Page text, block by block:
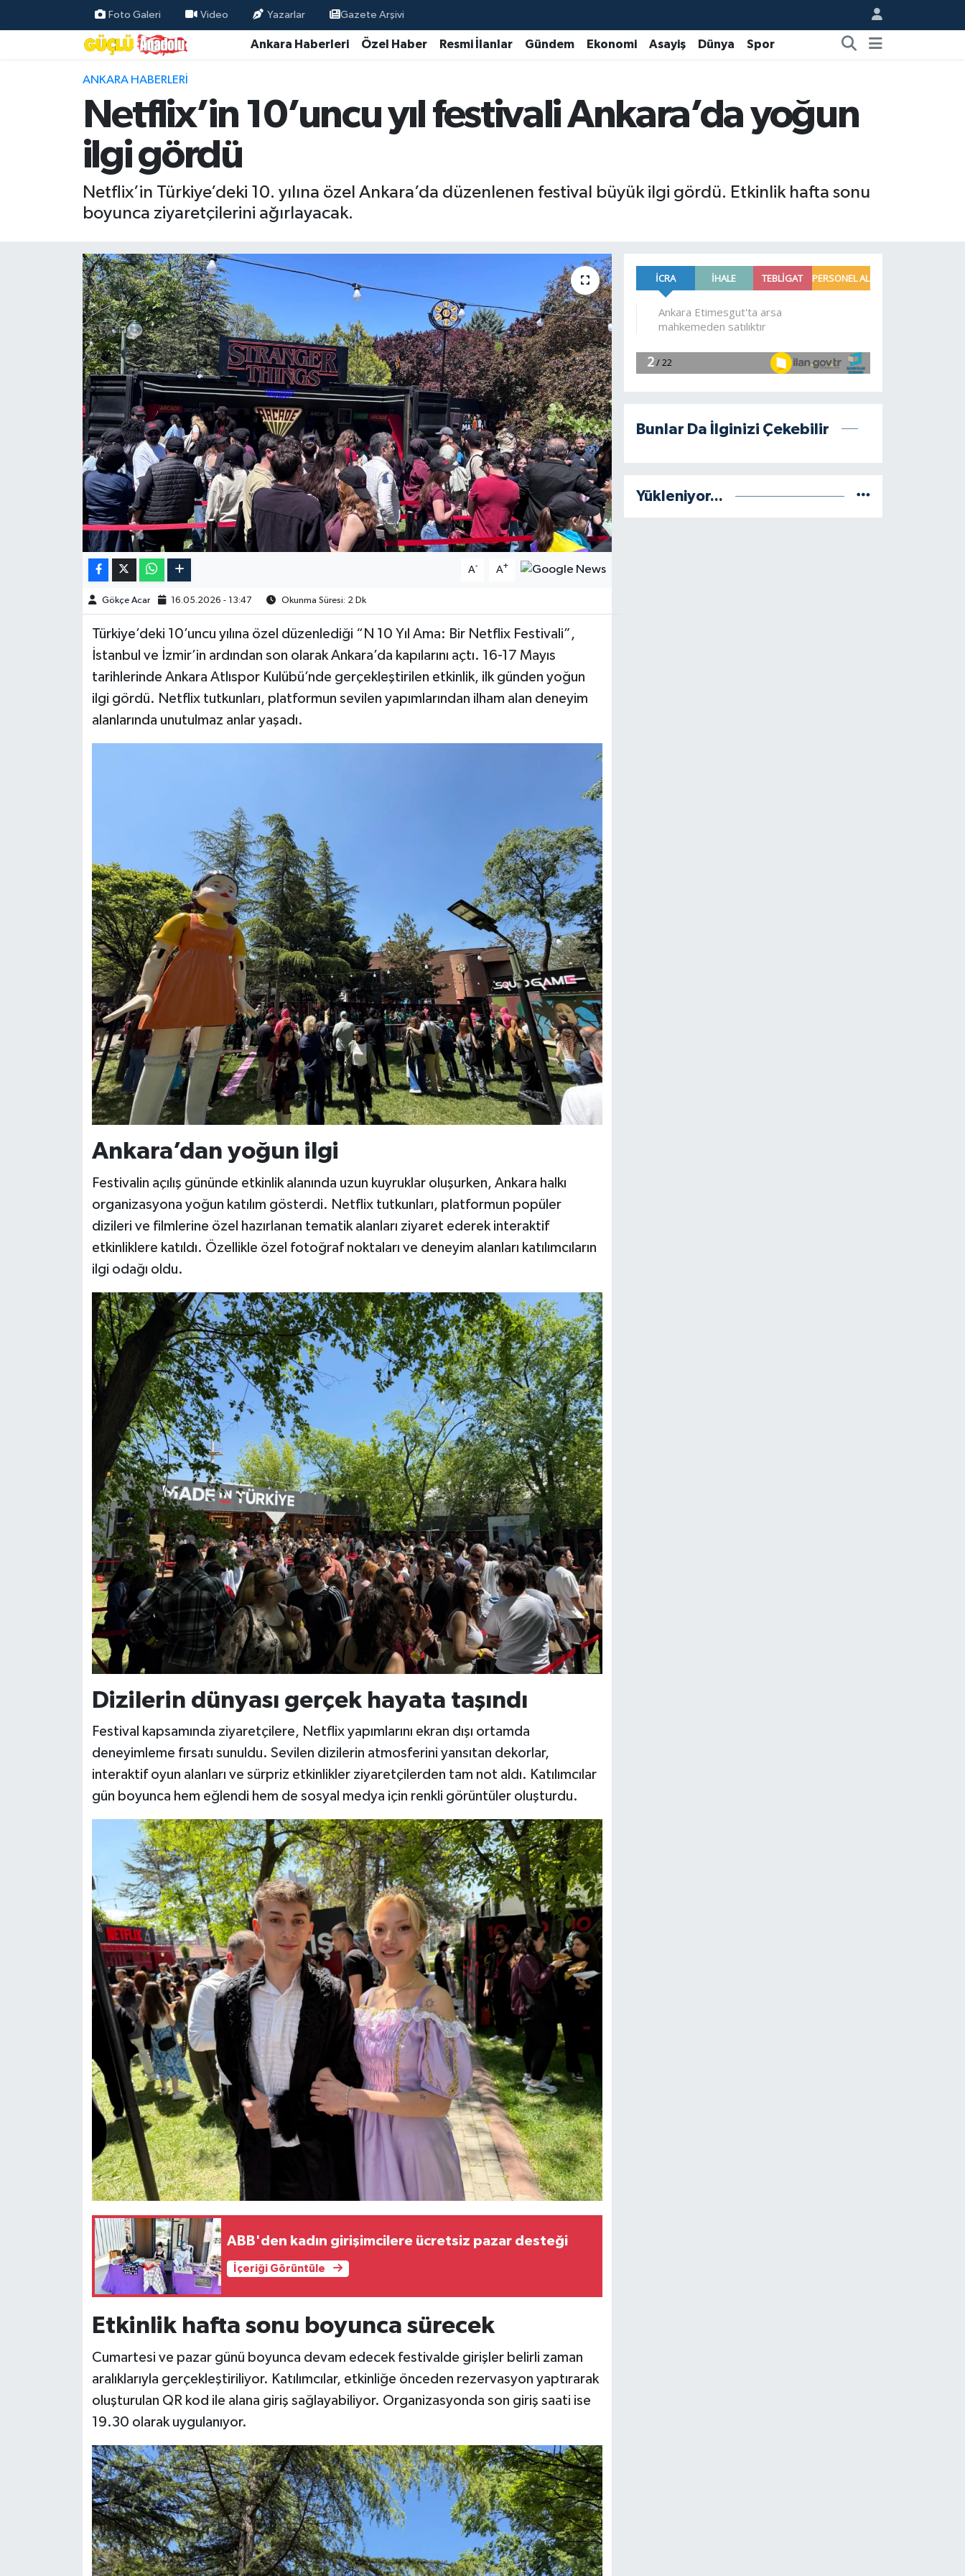
Foto Galeri Video Yazarlar Gazete Arşivi
Ankara Haberleri Özel Haber Resmi İlanlar Gündem Ekonomi Asayiş Dünya Spor
ANKARA HABERLERI
Netflix’in 10’uncu yıl festivali Ankara’da yoğun
ilgi gördü
Netflix’in Türkiye’deki 10. yılına özel Ankara’da düzenlenen festival büyük ilgi gördü. Etkinlik hafta sonu
boyunca ziyaretçilerini ağırlayacak.
A- A+
Gökçe Acar 16.05.2026 - 13:47 Okunma Süresi: 2 Dk
Türkiye’deki 10’uncu yılına özel düzenlediği “N 10 Yıl Ama: Bir Netflix Festivali”,
İstanbul ve İzmir’in ardından son olarak Ankara’da kapılarını açtı. 16-17 Mayıs
tarihlerinde Ankara Atlıspor Kulübü’nde gerçekleştirilen etkinlik, ilk günden yoğun
ilgi gördü. Netflix tutkunları, platformun sevilen yapımlarından ilham alan deneyim
alanlarında unutulmaz anlar yaşadı.
Ankara’dan yoğun ilgi
Festivalin açılış gününde etkinlik alanında uzun kuyruklar oluşurken, Ankara halkı
organizasyona yoğun katılım gösterdi. Netflix tutkunları, platformun popüler
dizileri ve filmlerine özel hazırlanan tematik alanları ziyaret ederek interaktif
etkinliklere katıldı. Özellikle özel fotoğraf noktaları ve deneyim alanları katılımcıların
ilgi odağı oldu.
Dizilerin dünyası gerçek hayata taşındı
Festival kapsamında ziyaretçilere, Netflix yapımlarını ekran dışı ortamda
deneyimleme fırsatı sunuldu. Sevilen dizilerin atmosferini yansıtan dekorlar,
interaktif oyun alanları ve sürpriz etkinlikler ziyaretçilerden tam not aldı. Katılımcılar
gün boyunca hem eğlendi hem de sosyal medya için renkli görüntüler oluşturdu.
ABB'den kadın girişimcilere ücretsiz pazar desteği
İçeriği Görüntüle
Etkinlik hafta sonu boyunca sürecek
Cumartesi ve pazar günü boyunca devam edecek festivalde girişler belirli zaman
aralıklarıyla gerçekleştiriliyor. Katılımcılar, etkinliğe önceden rezervasyon yaptırarak
oluşturulan QR kod ile alana giriş sağlayabiliyor. Organizasyonda son giriş saati ise
19.30 olarak uygulanıyor.
Bunlar Da İlginizi Çekebilir
Yükleniyor...
Özel Haber
Resmi İlanlar
Gündem
Magazin
Burç Yorumları
Hava Durumu
Kim kimdir?
Kültür Sanat